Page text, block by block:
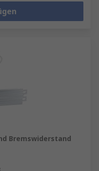
Bremswiderstand